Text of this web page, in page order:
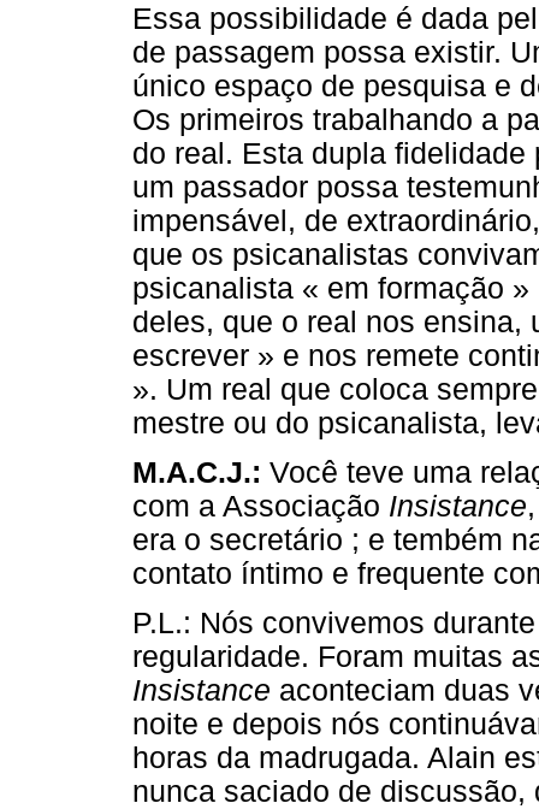
Essa possibilidade é dada
de passagem possa existir.
único espaço de pesquisa e
Os primeiros trabalhando a
do real. Esta dupla
um passador possa
impensável, de
que os psicanalistas
psicanalista « em formação
deles, que o real nos ensina,
escrever » e nos remete
». Um real que coloca
mestre ou do psicanalista,
M.A.C.J.: Você teve uma
com a Associação Insistance
era o secretário ; e tembém
contato íntimo e frequente
P.L.: Nós convivemos
regularidade. Foram muitas
Insistance aconteciam duas
noite e depois nós
horas da madrugada. Alain
nunca saciado de